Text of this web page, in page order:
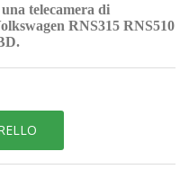
telecamera di
RNS315 RNS510